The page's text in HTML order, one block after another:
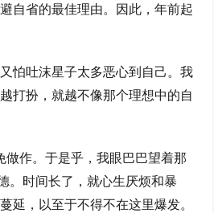
自省的最佳理由。因此，年前起
怕吐沫星子太多恶心到自己。我
打扮，就越不像那个理想中的自
做作。于是乎，我眼巴巴望着那
。时间长了，就心生厌烦和暴
延，以至于不得不在这里爆发。